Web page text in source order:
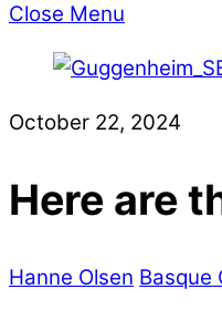
Close Menu
October 22, 2024
Here are
Hanne Olsen Basque